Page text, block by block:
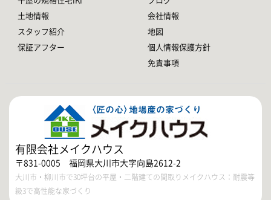
土地情報
スタッフ紹介
保証アフター
会社情報
地図
個人情報保護方針
免責事項
有限会社メイクハウス
〒831-0005 福岡県大川市大字向島2612-2
大川市・柳川市で30坪台の平屋・二階建ての間取りメイクハウス：耐震等
級3で高性能な家づくり